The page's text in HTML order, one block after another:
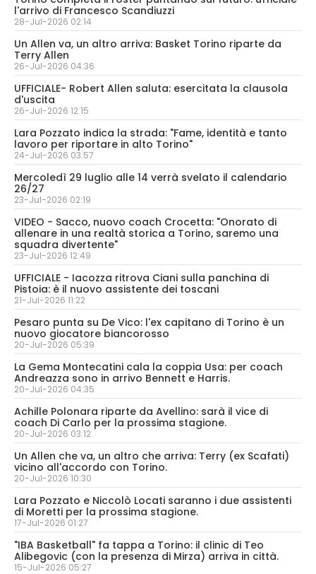
l'arrivo di Francesco Scandiuzzi
28-Jul-2026 02:14
Un Allen va, un altro arriva: Basket Torino riparte da
Terry Allen
26-Jul-2026 04:36
UFFICIALE- Robert Allen saluta: esercitata la clausola
d'uscita
26-Jul-2026 12:15
Lara Pozzato indica la strada: "Fame, identità e tanto
lavoro per riportare in alto Torino"
24-Jul-2026 03:57
Mercoledì 29 luglio alle 14 verrà svelato il calendario
26/27
23-Jul-2026 02:19
VIDEO - Sacco, nuovo coach Crocetta: "Onorato di
allenare in una realtà storica a Torino, saremo una
squadra divertente"
23-Jul-2026 12:49
UFFICIALE - Iacozza ritrova Ciani sulla panchina di
Pistoia: è il nuovo assistente dei toscani
21-Jul-2026 11:22
Pesaro punta su De Vico: l'ex capitano di Torino è un
nuovo giocatore biancorosso
20-Jul-2026 05:39
La Gema Montecatini cala la coppia Usa: per coach
Andreazza sono in arrivo Bennett e Harris.
20-Jul-2026 04:35
Achille Polonara riparte da Avellino: sarà il vice di
coach Di Carlo per la prossima stagione.
20-Jul-2026 03:12
Un Allen che va, un altro che arriva: Terry (ex Scafati)
vicino all'accordo con Torino.
20-Jul-2026 10:30
Lara Pozzato e Niccolò Locati saranno i due assistenti
di Moretti per la prossima stagione.
17-Jul-2026 01:27
"IBA Basketball" fa tappa a Torino: il clinic di Teo
Alibegovic (con la presenza di Mirza) arriva in città.
15-Jul-2026 05:27